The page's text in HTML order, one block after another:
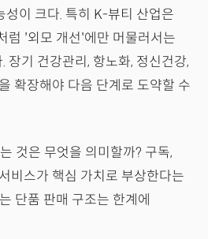
성이 크다. 특히 K-뷰티 산업은
럼 '외모 개선'에만 머물러서는
장기 건강관리, 항노화, 정신건강,
확장해야 다음 단계로 도약할 수
것은 무엇을 의미할까? 구독,
비스가 핵심 가치로 부상한다는
단품 판매 구조는 한계에